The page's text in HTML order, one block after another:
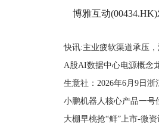
博雅互动
快讯:主业疲软渠道承压
A股AI数据中心电源概念
生意社：2026年6月9日
小鹏机器人核心产品一号
大棚早桃抢“鲜”上市-微资